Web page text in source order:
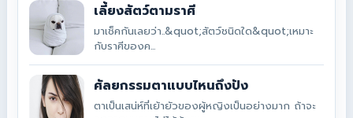
เลี้ยงสัตว์ตามราศี
มาเช็คกันเลยว่า..&quot;สัตว์ชนิดใด&quot;เหมาะ
กับราศีของค...
ศัลยกรรมตาแบบไหนถึงปัง
ตาเป็นเสน่ห์ที่เย้ายัวของผู้หญิงเป็นอย่างมาก ถ้าจะ